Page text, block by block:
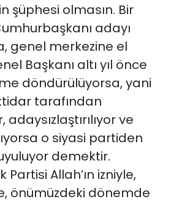
şüphesi olmasın. Bir
adayı
genel merkezine el
Başkanı altı yıl önce
döndürülüyorsa, yani
tarafından
ve
o siyasi partiden
demektir.
Allah’ın izniyle,
önümüzdeki dönemde